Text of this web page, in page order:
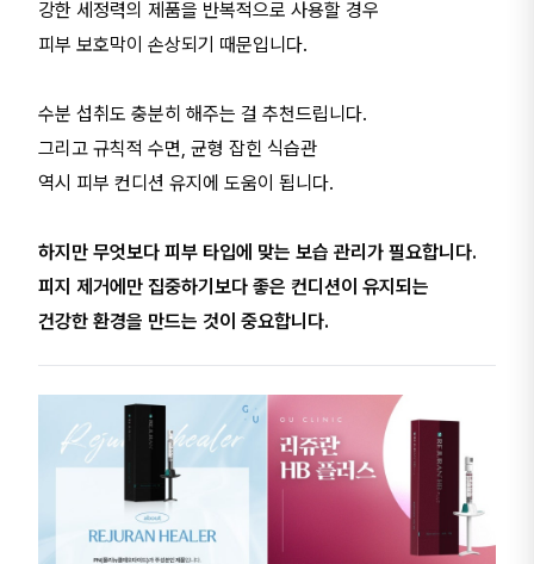
강한 세정력의 제품을 반복적으로 사용할 경우
피부 보호막이 손상되기 때문입니다.
수분 섭취도 충분히 해주는 걸 추천드립니다.
그리고 규칙적 수면, 균형 잡힌 식습관
역시 피부 컨디션 유지에 도움이 됩니다.
하지만 무엇보다 피부 타입에 맞는 보습 관리가 필요합니다.
피지 제거에만 집중하기보다 좋은 컨디션이 유지되는
건강한 환경을 만드는 것이 중요합니다.